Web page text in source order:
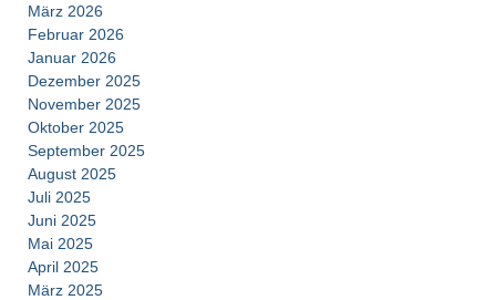
März 2026
Februar 2026
Januar 2026
Dezember 2025
November 2025
Oktober 2025
September 2025
August 2025
Juli 2025
Juni 2025
Mai 2025
April 2025
März 2025